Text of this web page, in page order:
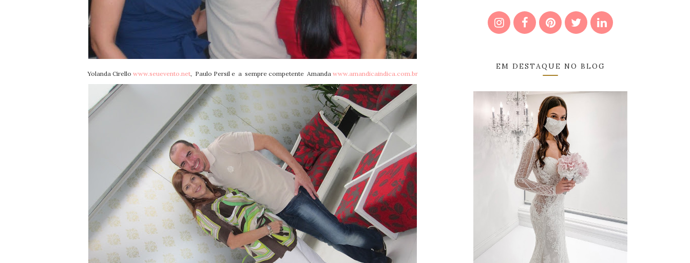
Yolanda Cirello www.seuevento.net, Paulo Persil e a sempre competente Amanda www.amandicaindica.com.br
EM DESTAQUE NO BLOG